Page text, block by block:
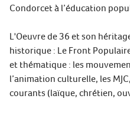
Condorcet à l’éducation
L'Oeuvre de 36 et son
historique : Le Front
et thématique : les
l’animation culturelle, les
courants (laïque, chrétien,